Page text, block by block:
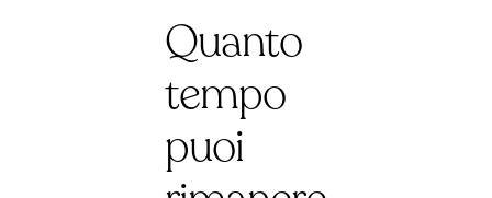
Quanto
tempo
puoi